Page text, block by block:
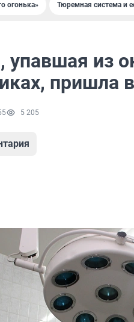
огонька» Тюремная система и
упавшая из
пришла
5 205